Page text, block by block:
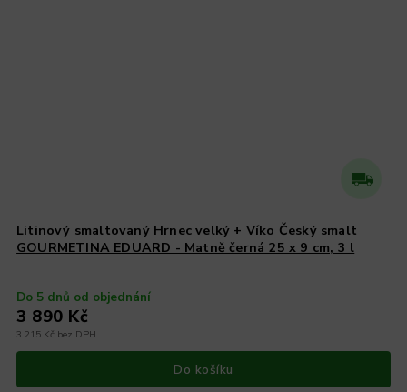
Litinový smaltovaný Hrnec velký + Víko Český smalt
GOURMETINA EDUARD - Matně černá 25 x 9 cm, 3 l
Do 5 dnů od objednání
3 215 Kč bez DPH
3 890 Kč
Do košíku